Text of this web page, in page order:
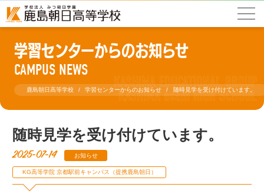
学習センターからのお知らせ
CAMPUS NEWS
鹿島朝日高等学校 学習センターからのお知らせ 随時見学を受け付けています。
随時見学を受け付けています。
2025-07-14 お知らせ
KG高等学院 京都駅前キャンパス（提携鹿島朝日）